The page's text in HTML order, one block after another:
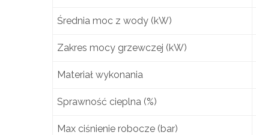
Średnia moc z wody (kW)
Zakres mocy grzewczej (kW)
Materiał wykonania
Sprawność cieplna (%)
Max ciśnienie robocze (bar)